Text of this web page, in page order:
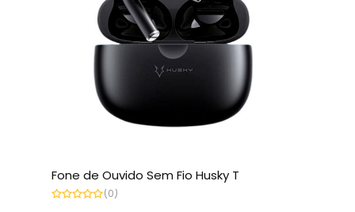
Fone de Ouvido Sem Fio Husky T
(0)